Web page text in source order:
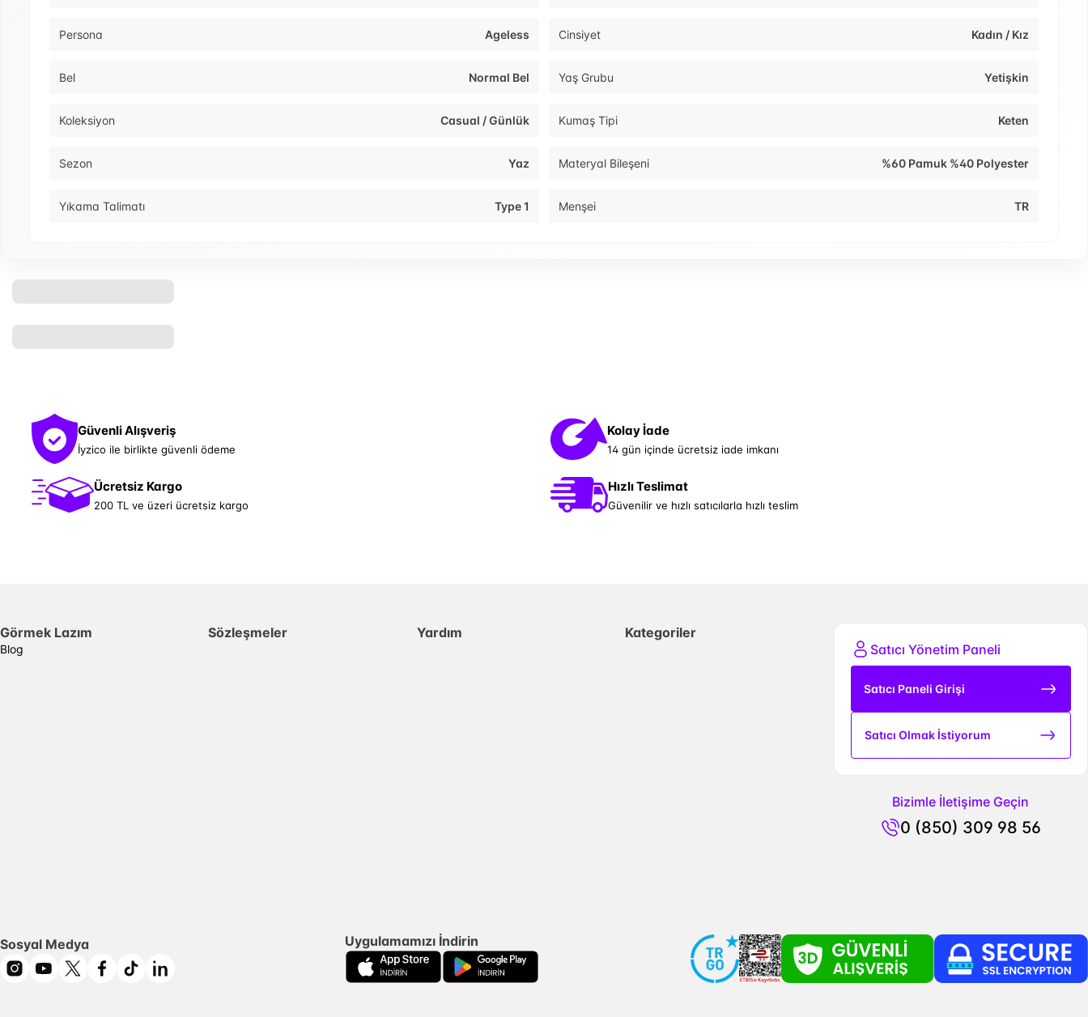
Persona Ageless Cinsiyet Kadın / Kız
Bel Normal Bel Yaş Grubu Yetişkin
Koleksiyon Casual / Günlük Kumaş Tipi Keten
Sezon Yaz Materyal Bileşeni %60 Pamuk %40 Polyester
Yıkama Talimatı Type 1 Menşei TR
Güvenli Alışveriş
İyzico ile birlikte güvenli ödeme
Kolay İade
14 gün içinde ücretsiz iade imkanı
Ücretsiz Kargo
200 TL ve üzeri ücretsiz kargo
Hızlı Teslimat
Güvenilir ve hızlı satıcılarla hızlı teslim
Görmek Lazım
Blog
Sözleşmeler Yardım
Kategoriler
Satıcı Yönetim Paneli
Satıcı Paneli Girişi
Satıcı Olmak İstiyorum
Bizimle İletişime Geçin
0 (850) 309 98 56
Sosyal Medya Uygulamamızı İndirin